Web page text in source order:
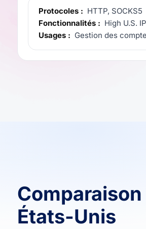
Protocoles : HTTP, SOCKS5
Fonctionnalités : High U.S.
Usages : Gestion des
États-Unis